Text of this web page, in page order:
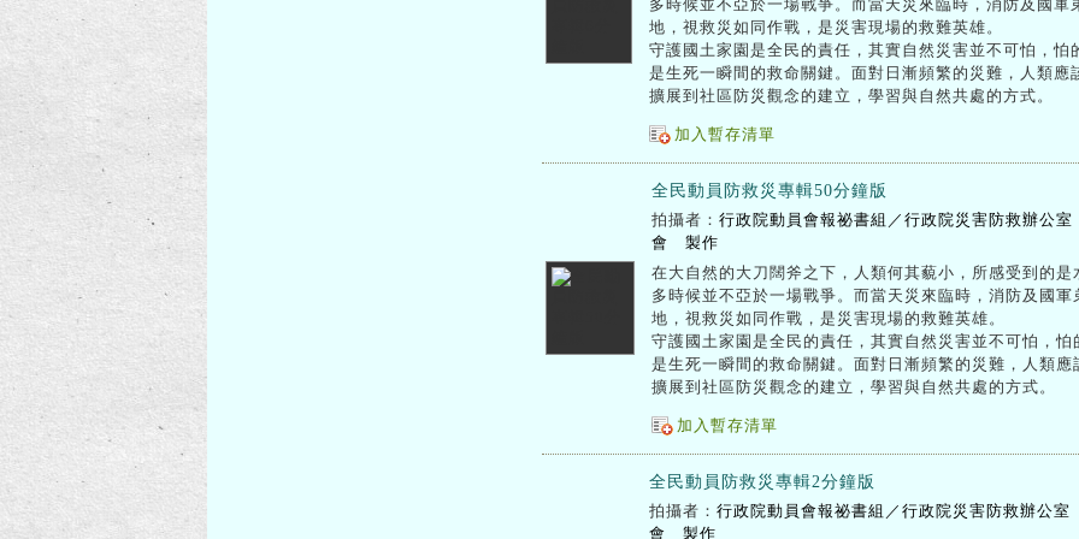
多時候並不亞於一場戰爭。而當天災來臨時，消防及國
地，視救災如同作戰，是災害現場的救難英雄。
守護國土家園是全民的責任，其實自然災害並不可怕，
是生死一瞬間的救命關鍵。面對日漸頻繁的災難，人類
擴展到社區防災觀念的建立，學習與自然共處的方式。
加入暫存清單
全民動員防救災專輯50分鐘版
拍攝者： 行政院動員會報祕書組／行政院災害防救辦公
會 製作
在大自然的大刀闊斧之下，人類何其藐小，所感受到的
多時候並不亞於一場戰爭。而當天災來臨時，消防及國
地，視救災如同作戰，是災害現場的救難英雄。
守護國土家園是全民的責任，其實自然災害並不可怕，
是生死一瞬間的救命關鍵。面對日漸頻繁的災難，人類
擴展到社區防災觀念的建立，學習與自然共處的方式。
加入暫存清單
全民動員防救災專輯2分鐘版
拍攝者： 行政院動員會報祕書組／行政院災害防救辦公
會 製作